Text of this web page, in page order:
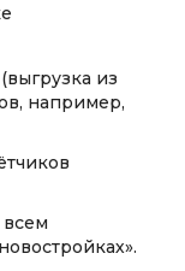
из
например,